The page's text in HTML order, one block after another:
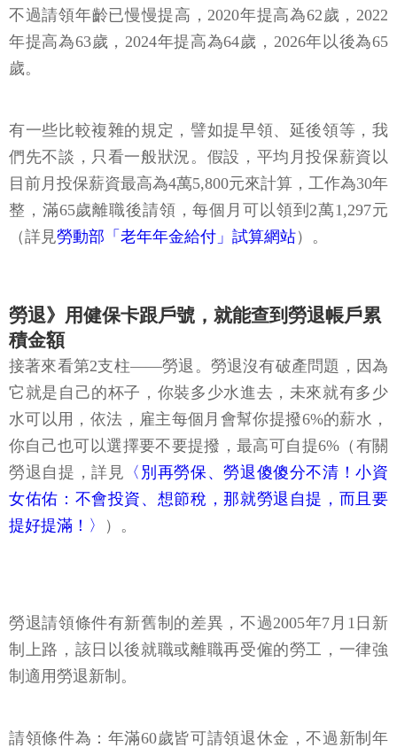
不過請領年齡已慢慢提高，2020年提高為62歲，2022
年提高為63歲，2024年提高為64歲，2026年以後為65
歲。
有一些比較複雜的規定，譬如提早領、延後領等，我
們先不談，只看一般狀況。假設，平均月投保薪資以
目前月投保薪資最高為4萬5,800元來計算，工作為30年
整，滿65歲離職後請領，每個月可以領到2萬1,297元
（詳見勞動部「老年年金給付」試算網站）。
勞退》用健保卡跟戶號，就能查到勞退帳戶累
積金額
接著來看第2支柱——勞退。勞退沒有破產問題，因為
它就是自己的杯子，你裝多少水進去，未來就有多少
水可以用，依法，雇主每個月會幫你提撥6%的薪水，
你自己也可以選擇要不要提撥，最高可自提6%（有關
勞退自提，詳見 〈別再勞保、勞退傻傻分不清！小資
女佑佑：不會投資、想節稅，那就勞退自提，而且要
提好提滿！〉
）。
勞退請領條件有新舊制的差異，不過2005年7月1日新
制上路，該日以後就職或離職再受僱的勞工，一律強
制適用勞退新制。
請領條件為：年滿60歲皆可請領退休金，不過新制年